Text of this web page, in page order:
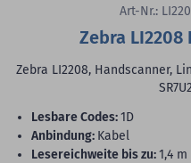
Art-Nr.:
Zebra
Zebra LI2208, Handscanner,
lesbare Codes:1D
Anbindung: Kabel
Lesereichweite bis zu:1,4 m